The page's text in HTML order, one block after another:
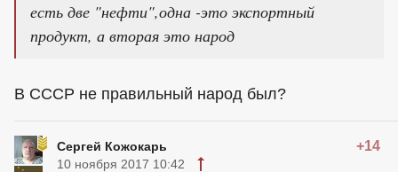
есть две "нефти",одна -это экспортный
продукт, а вторая это народ
В СССР не правильный народ был?
Сергей Кожокарь +14
10 ноября 2017 10:42